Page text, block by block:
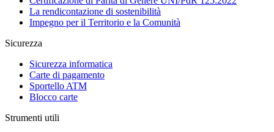
La rendicontazione di sostenibilità
Impegno per il Territorio e la Comunità
Sicurezza
Sicurezza informatica
Carte di pagamento
Sportello ATM
Blocco carte
Strumenti utili